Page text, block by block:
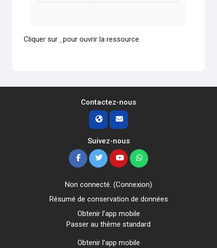
Cliquer sur. pour ouvrir la ressource.
Contactez-nous
Suivez-nous
Non connecté. (Connexion)
Résumé de conservation de données
Obtenir l’app mobile
Passer au thème standard
Obtenir l’app mobile